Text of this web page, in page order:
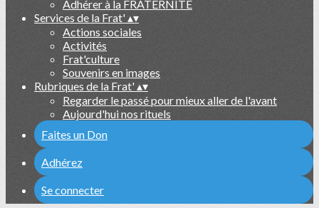
Adhérer à la FRATERNITE
Services de la Frat'▴▾
Actions sociales
Activités
Frat'culture
Souvenirs en images
Rubriques de la Frat'▴▾
Regarder le passé pour mieux aller de l'avant
Aujourd'hui nos rituels
Faites un Don
Adhérez
Se connecter